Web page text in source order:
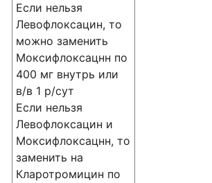
Если нельзя
Левофлоксацин, то
можно заменить
Моксифлоксацнн по
400 мг внутрь или
в/в 1 р/сут
Если нельзя
Левофлоксацин и
Моксифлоксацнн, то
заменить на
Кларотромицин по